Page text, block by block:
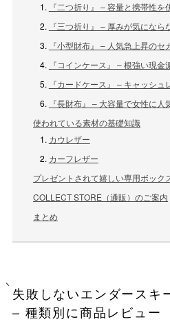
『二つ折り』 – 容量と携帯性を
『三つ折り』 – 厚みが気になら
『小型財布』 – 人気急上昇のセ
『コインケース』 – 根強い現
『カードケース』 – キャッシ
『長財布』 – 大容量で女性に人
使われている素材の基礎知識
カウレザー
カーフレザー
プレゼントされて嬉しい専用ボック
COLLECT STORE（通販）のご案内
まとめ
失敗しないエンダースキ
– 種類別に商品レビュー